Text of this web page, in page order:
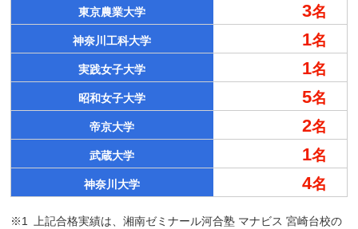
東京農業大学 3名
神奈川工科大学 1名
実践女子大学 1名
昭和女子大学 5名
帝京大学 2名
武蔵大学 1名
神奈川大学 4名
※1
上記合格実績は、湘南ゼミナール河合塾 マナビス 宮崎台校の